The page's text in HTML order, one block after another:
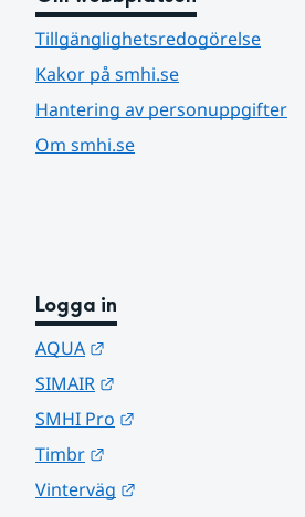
Tillgänglighetsredogörelse
Kakor på smhi.se
Hantering av personuppgifter
Om smhi.se
Logga in
AQUA
SIMAIR
SMHI Pro
Timbr
Vinterväg